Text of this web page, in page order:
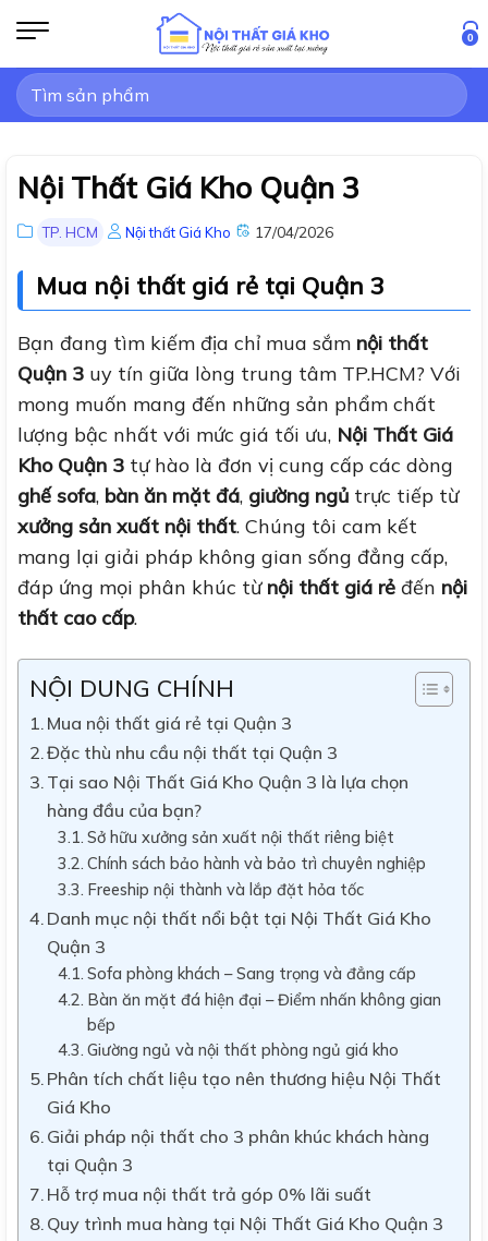
qua
nội
dung
0
Tìm
kiếm:
Nội Thất Giá Kho Quận 3
TP. HCM Nội thất Giá Kho 17/04/2026
Mua nội thất giá rẻ tại Quận 3
Bạn đang tìm kiếm địa chỉ mua sắm nội thất
Quận 3 uy tín giữa lòng trung tâm TP.HCM? Với
mong muốn mang đến những sản phẩm chất
lượng bậc nhất với mức giá tối ưu, Nội Thất Giá
Kho Quận 3 tự hào là đơn vị cung cấp các dòng
ghế sofa, bàn ăn mặt đá, giường ngủ trực tiếp từ
xưởng sản xuất nội thất. Chúng tôi cam kết
mang lại giải pháp không gian sống đẳng cấp,
đáp ứng mọi phân khúc từ nội thất giá rẻ đến nội
thất cao cấp.
NỘI DUNG CHÍNH
Mua nội thất giá rẻ tại Quận 3
Đặc thù nhu cầu nội thất tại Quận 3
Tại sao Nội Thất Giá Kho Quận 3 là lựa chọn
hàng đầu của bạn?
Sở hữu xưởng sản xuất nội thất riêng biệt
Chính sách bảo hành và bảo trì chuyên nghiệp
Freeship nội thành và lắp đặt hỏa tốc
Danh mục nội thất nổi bật tại Nội Thất Giá Kho
Quận 3
Sofa phòng khách – Sang trọng và đẳng cấp
Bàn ăn mặt đá hiện đại – Điểm nhấn không gian
bếp
Giường ngủ và nội thất phòng ngủ giá kho
Phân tích chất liệu tạo nên thương hiệu Nội Thất
Giá Kho
Giải pháp nội thất cho 3 phân khúc khách hàng
tại Quận 3
Hỗ trợ mua nội thất trả góp 0% lãi suất
Quy trình mua hàng tại Nội Thất Giá Kho Quận 3